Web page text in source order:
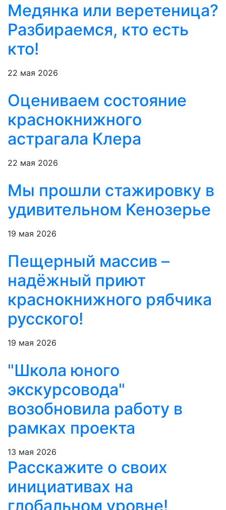
Медянка или веретеница?
Разбираемся, кто есть
кто!
22 мая 2026
Оцениваем состояние
краснокнижного
астрагала Клера
22 мая 2026
Мы прошли стажировку в
удивительном Кенозерье
19 мая 2026
Пещерный массив –
надёжный приют
краснокнижного рябчика
русского!
19 мая 2026
"Школа юного
экскурсовода"
возобновила работу в
рамках проекта
13 мая 2026
Расскажите о своих
инициативах на
глобальном уровне!